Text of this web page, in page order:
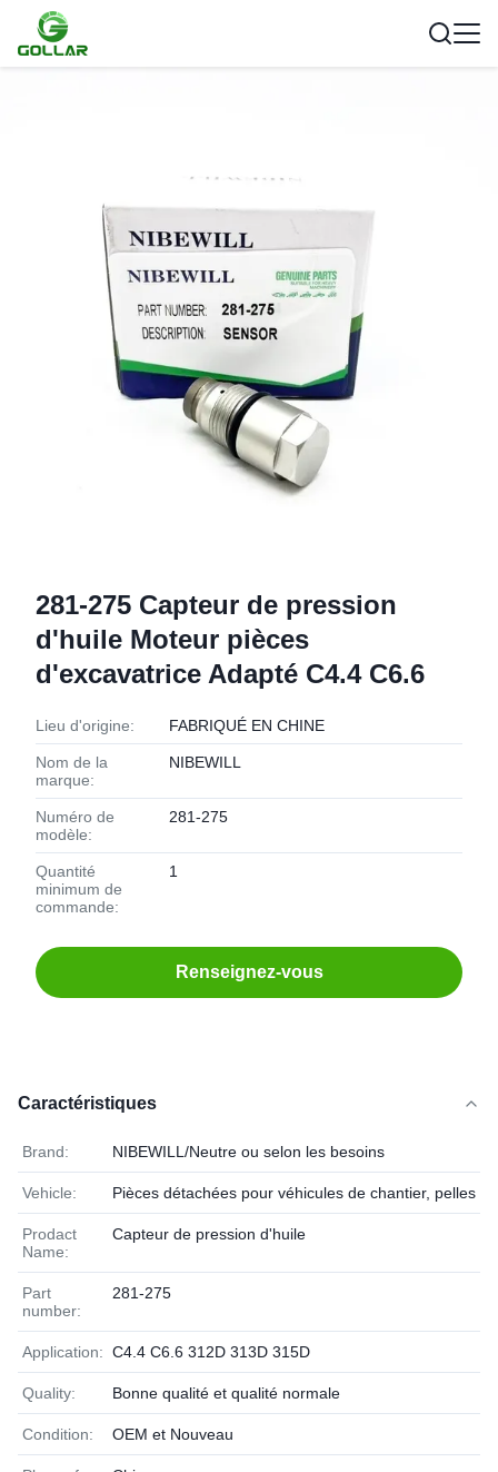
281-275 Capteur de pression
d'huile Moteur pièces
d'excavatrice Adapté C4.4 C6.6
Lieu d'origine: FABRIQUÉ EN CHINE
Nom de la
marque:
NIBEWILL
Numéro de
modèle:
281-275
Quantité
minimum de
commande:
1
Renseignez-vous
Caractéristiques
Brand: NIBEWILL/Neutre ou selon les besoins
Vehicle: Pièces détachées pour véhicules de chantier, pelles
Prodact
Name:
Capteur de pression d'huile
Part
number:
281-275
Application: C4.4 C6.6 312D 313D 315D
Quality: Bonne qualité et qualité normale
Condition: OEM et Nouveau